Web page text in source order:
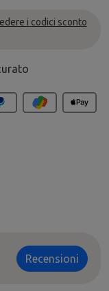
i codici sconto
Recensioni